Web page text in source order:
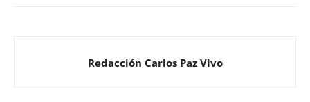
Redacción Carlos Paz Vivo